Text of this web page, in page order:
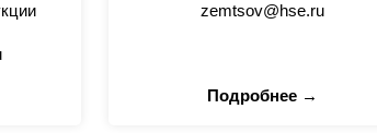
zemtsov@hse.ru
Подробнее →